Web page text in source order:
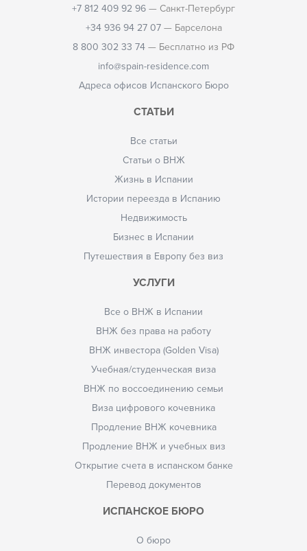
+7 812 409 92 96 — Санкт-Петербург
+34 936 94 27 07— Барселона
8 800 302 33 74 — Бесплатно из РФ
info@spain-residence.com
Адреса офисов Испанского Бюро
СТАТЬИ
Все статьи
Статьи о ВНЖ
Жизнь в Испании
Истории переезда в Испанию
Недвижимость
Бизнес в Испании
Путешествия в Европу без виз
УСЛУГИ
Все о ВНЖ в Испании
ВНЖ без права на работу
ВНЖ инвестора (Golden Visa)
Учебная/студенческая виза
ВНЖ по воссоединению семьи
Виза цифрового кочевника
Продление ВНЖ кочевника
Продление ВНЖ и учебных виз
Открытие счета в испанском банке
Перевод документов
ИСПАНСКОЕ БЮРО
О бюро